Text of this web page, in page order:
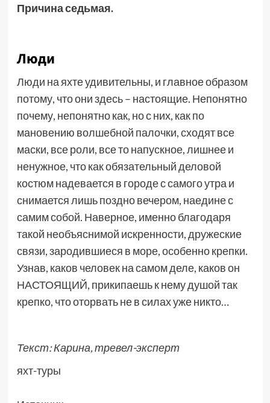
Причина седьмая.
Люди
Люди на яхте удивительны, и главное образом
потому, что они здесь – настоящие. Непонятно
почему, непонятно как, но с них, как по
мановению волшебной палочки, сходят все
маски, все роли, все то напускное, лишнее и
ненужное, что как обязательный деловой
костюм надевается в городе с самого утра и
снимается лишь поздно вечером, наедине с
самим собой. Наверное, именно благодаря
такой необъяснимой искренности, дружеские
связи, зародившиеся в море, особенно крепки.
Узнав, каков человек на самом деле, каков он
НАСТОЯЩИЙ, прикипаешь к нему душой так
крепко, что оторвать не в силах уже никто…
Текст: Карина, тревел-эксперт
яхт-туры